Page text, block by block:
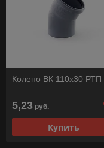
Колено ВК 110х30 РТП
5,23 руб.
Купить